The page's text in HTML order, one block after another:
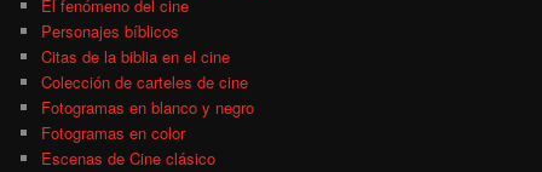
El fenómeno del cine
Personajes bíblicos
Citas de la biblia en el cine
Colección de carteles de cine
Fotogramas en blanco y negro
Fotogramas en color
Escenas de Cine clásico